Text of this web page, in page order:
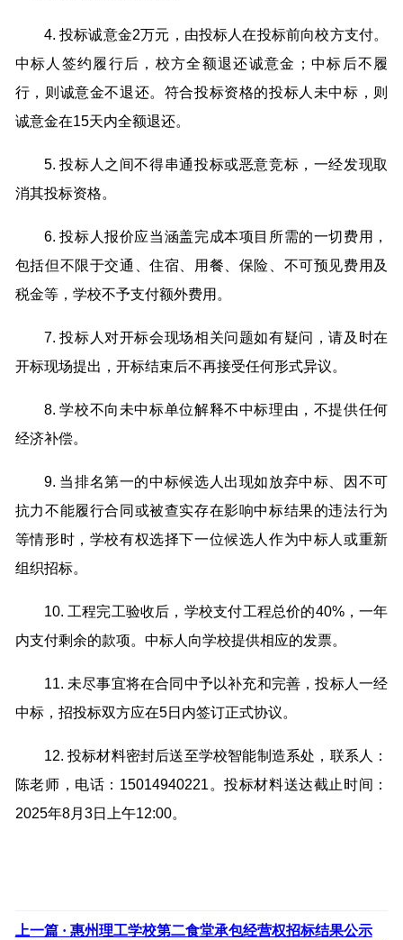
4. 投标诚意金2万元，由投标人在投标前向校方支付。
中标人签约履行后，校方全额退还诚意金；中标后不履
行，则诚意金不退还。符合投标资格的投标人未中标，则
诚意金在15天内全额退还。
5. 投标人之间不得串通投标或恶意竞标，一经发现取
消其投标资格。
6. 投标人报价应当涵盖完成本项目所需的一切费用，
包括但不限于交通、住宿、用餐、保险、不可预见费用及
税金等，学校不予支付额外费用。
7. 投标人对开标会现场相关问题如有疑问，请及时在
开标现场提出，开标结束后不再接受任何形式异议。
8. 学校不向未中标单位解释不中标理由，不提供任何
经济补偿。
9. 当排名第一的中标候选人出现如放弃中标、因不可
抗力不能履行合同或被查实存在影响中标结果的违法行为
等情形时，学校有权选择下一位候选人作为中标人或重新
组织招标。
10. 工程完工验收后，学校支付工程总价的40%，一年
内支付剩余的款项。中标人向学校提供相应的发票。
11. 未尽事宜将在合同中予以补充和完善，投标人一经
中标，招投标双方应在5日内签订正式协议。
12. 投标材料密封后送至学校智能制造系处，联系人：
陈老师，电话：15014940221。投标材料送达截止时间：
2025年8月3日上午12:00。
上一篇 · 惠州理工学校第二食堂承包经营权招标结果公示